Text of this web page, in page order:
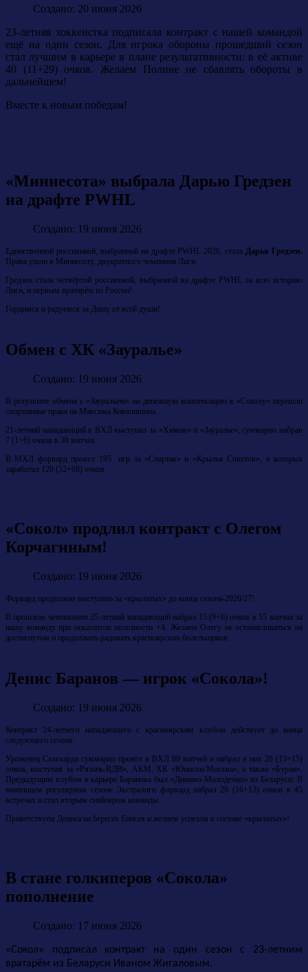
Создано: 20 июня 2026
23-летняя хоккеистка подписала контракт с нашей командой
ещё на один сезон. Для игрока обороны прошедший сезон
стал лучшим в карьере в плане результативности: в её активе
40 (11+29) очков. Желаем Полине не сбавлять обороты в
дальнейшем!
Вместе к новым победам!
«Миннесота» выбрала Дарью Гредзен
на драфте PWHL
Создано: 19 июня 2026
Единственной россиянкой, выбранной на драфте PWHL 2026, сталаДарья Гредзен.
Права ушли в Миннесоту, двукратного чемпиона Лиги.
Гредзен стала четвёртой россиянкой, выбранной на драфте PWHL за всю историю
Лиги, и первым вратарём из России!
Гордимся и радуемся за Дашу от всей души!
Обмен с ХК «Зауралье»
Создано: 19 июня 2026
В результате обмена с «Зауральем» на денежную компенсацию к «Соколу» перешли
спортивные права на Максима Ковалишина.
21-летний нападающий в ВХЛ выступал за «Химик» и «Зауралье», суммарно набрав
7 (1+6) очков в 30 матчах.
В МХЛ форвард провел 195 игр за «Спартак» и «Крылья Советов», в которых
заработал 120 (52+68) очков.
«Сокол» продлил контракт с Олегом
Корчагиным!
Создано: 19 июня 2026
Форвард продолжит выступать за «крылатых» до конца сезона-2026/27!
В прошлом чемпионате 25-летний нападающий набрал 15 (9+6) очков в 55 матчах за
нашу команду при показателе полезности +4. Желаем Олегу не останавливаться на
достигнутом и продолжать радовать красноярских болельщиков.
Денис Баранов — игрок «Сокола»!
Создано: 19 июня 2026
Контракт 24-летнего нападающего с красноярским клубом действует до конца
следующего сезона.
Уроженец Салехарда суммарно провёл в ВХЛ 89 матчей и набрал в них 28 (13+15)
очков, выступая за «Рязань-ВДВ», АКМ, ХК «Юнисон-Москва», а также «Буран».
Предыдущим клубом в карьере Баранова был «Динамо-Молодечно» из Беларуси. В
минувшем регулярном сезоне Экстралиги форвард набрал 29 (16+13) очков в 45
встречах и стал вторым снайпером команды.
Приветствуем Дениса на берегах Енисея и желаем успехов в составе «крылатых»!
В стане голкиперов «Сокола»
пополнение
Создано: 17 июня 2026
«Сокол» подписал контракт на один сезон с 23-летним
вратарём из Беларуси Иваном Жигаловым.